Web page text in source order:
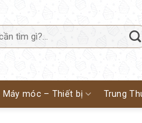
Máy móc – Thiết bị Trung